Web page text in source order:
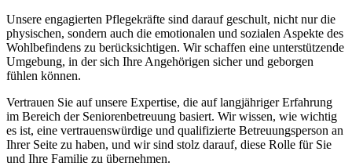
Unsere engagierten Pflegekräfte sind darauf geschult, nicht nur die
physischen, sondern auch die emotionalen und sozialen Aspekte des
Wohlbefindens zu berücksichtigen. Wir schaffen eine unterstützende
Umgebung, in der sich Ihre Angehörigen sicher und geborgen
fühlen können.
Vertrauen Sie auf unsere Expertise, die auf langjähriger Erfahrung
im Bereich der Seniorenbetreuung basiert. Wir wissen, wie wichtig
es ist, eine vertrauenswürdige und qualifizierte Betreuungsperson an
Ihrer Seite zu haben, und wir sind stolz darauf, diese Rolle für Sie
und Ihre Familie zu übernehmen.